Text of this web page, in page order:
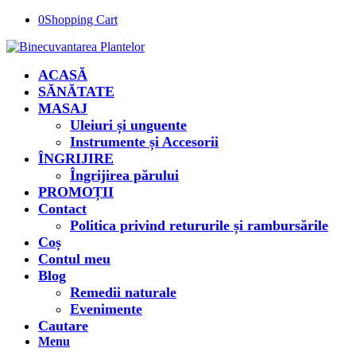
0Shopping Cart
ACASĂ
SĂNĂTATE
MASAJ
Uleiuri și unguente
Instrumente și Accesorii
ÎNGRIJIRE
Îngrijirea părului
PROMOȚII
Contact
Politica privind retururile și rambursările
Coș
Contul meu
Blog
Remedii naturale
Evenimente
Cautare
Menu